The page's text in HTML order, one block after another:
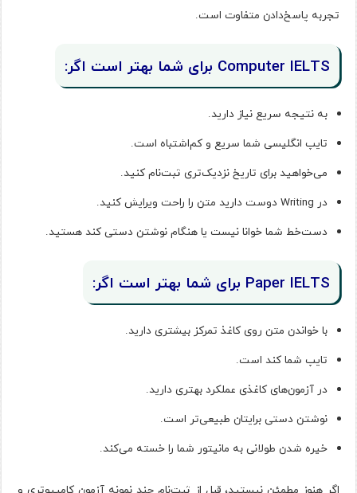
تجربه پاسخ‌دادن متفاوت است.
Computer IELTS برای شما بهتر است اگر:
به نتیجه سریع نیاز دارید.
تایپ انگلیسی شما سریع و کم‌اشتباه است.
می‌خواهید برای تاریخ نزدیک‌تری ثبت‌نام کنید.
در Writing دوست دارید متن را راحت ویرایش کنید.
دست‌خط شما خوانا نیست یا هنگام نوشتن دستی کند هستید.
Paper IELTS برای شما بهتر است اگر:
با خواندن متن روی کاغذ تمرکز بیشتری دارید.
تایپ شما کند است.
در آزمون‌های کاغذی عملکرد بهتری دارید.
نوشتن دستی برایتان طبیعی‌تر است.
خیره شدن طولانی به مانیتور شما را خسته می‌کند.